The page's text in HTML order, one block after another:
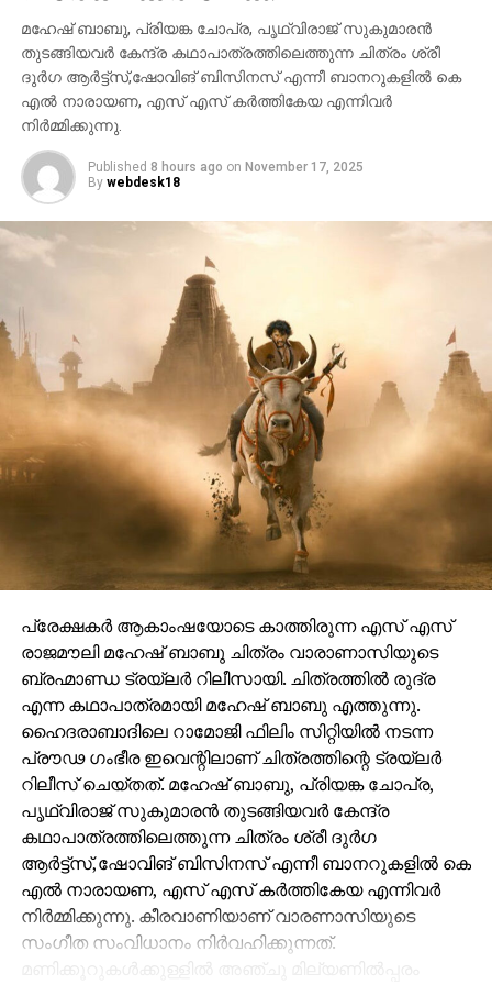
ചായ വാങ്ങരുത്; കാരണം ഇതാണ്
മഹേഷ് ബാബു, പ്രിയങ്ക ചോപ്ര, പൃഥ്വിരാജ് സുകുമാരൻ
തുടങ്ങിയവർ കേന്ദ്ര കഥാപാത്രത്തിലെത്തുന്ന ചിത്രം ശ്രീ
ദുർഗ ആർട്ട്സ്,ഷോവിങ് ബിസിനസ് എന്നീ ബാനറുകളിൽ കെ
എൽ നാരായണ, എസ് എസ് കർത്തികേയ എന്നിവർ
നിർമ്മിക്കുന്നു.
Published 8 hours ago on November 17, 2025
By webdesk18
പ്രേക്ഷകർ ആകാംഷയോടെ കാത്തിരുന്ന എസ് എസ്
രാജമൗലി മഹേഷ് ബാബു ചിത്രം വാരാണാസിയുടെ
ബ്രഹ്മാണ്ഡ ട്രയ്ലർ റിലീസായി. ചിത്രത്തിൽ രുദ്ര
എന്ന കഥാപാത്രമായി മഹേഷ് ബാബു എത്തുന്നു.
ഹൈദരാബാദിലെ റാമോജി ഫിലിം സിറ്റിയിൽ നടന്ന
പ്രൗഢ ഗംഭീര ഇവെന്റിലാണ് ചിത്രത്തിന്റെ ട്രയ്ലർ
റിലീസ് ചെയ്തത്. മഹേഷ് ബാബു, പ്രിയങ്ക ചോപ്ര,
പൃഥ്വിരാജ് സുകുമാരൻ തുടങ്ങിയവർ കേന്ദ്ര
കഥാപാത്രത്തിലെത്തുന്ന ചിത്രം ശ്രീ ദുർഗ
ആർട്ട്സ്,ഷോവിങ് ബിസിനസ് എന്നീ ബാനറുകളിൽ കെ
എൽ നാരായണ, എസ് എസ് കർത്തികേയ എന്നിവർ
നിർമ്മിക്കുന്നു. കീരവാണിയാണ് വാരണാസിയുടെ
സംഗീത സംവിധാനം നിർവഹിക്കുന്നത്.